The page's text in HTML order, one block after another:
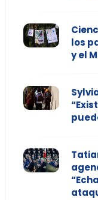
los
y el